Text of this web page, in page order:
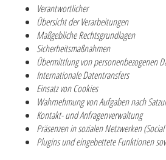
Verantwortlicher
Übersicht der Verarbeitungen
Maßgebliche Rechtsgrundlagen
Sicherheitsmaßnahmen
Übermittlung von personenbezogenen
Internationale Datentransfers
Einsatz von Cookies
Wahrnehmung von Aufgaben nach
Kontakt- und Anfragenverwaltung
Präsenzen in sozialen Netzwerken
Plugins und eingebettete Funktionen